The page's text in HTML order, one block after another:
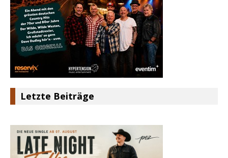
Letzte Beiträge